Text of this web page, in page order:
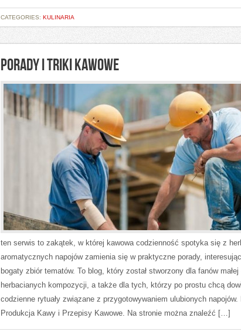
CATEGORIES: KULINARIA
PORADY I TRIKI KAWOWE
ten serwis to zakątek, w której kawowa codzienność spotyka się z
aromatycznych napojów zamienia się w praktyczne porady,
bogaty zbiór tematów. To blog, który został stworzony dla fanów
herbacianych kompozycji, a także dla tych, którzy po prostu chcą
codzienne rytuały związane z przygotowywaniem ulubionych napojów.
Produkcja Kawy i Przepisy Kawowe. Na stronie można znaleźć […]